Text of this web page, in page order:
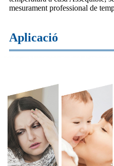
mesurament professional de
Aplicació